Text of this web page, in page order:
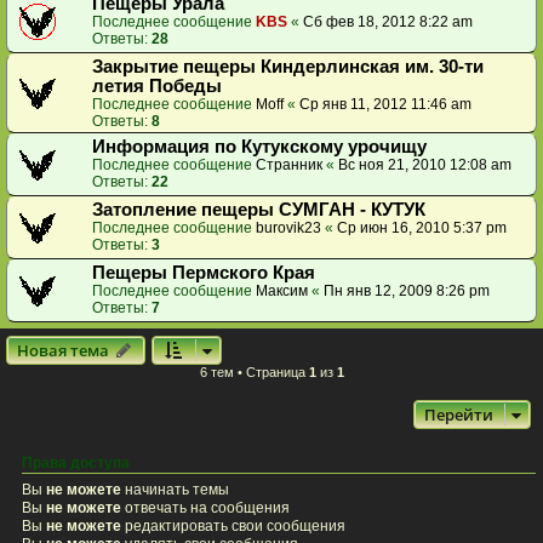
Пещеры Урала
Последнее сообщение KBS « Сб фев 18, 2012 8:22 am
Ответы: 28
Закрытие пещеры Киндерлинская им. 30-ти
летия Победы
Последнее сообщение Moff« Ср янв 11, 2012 11:46 am
Ответы: 8
Информация по Кутукскому урочищу
Последнее сообщение Странник « Вс ноя 21, 2010 12:08 am
Ответы: 22
Затопление пещеры СУМГАН - КУТУК
Последнее сообщение burovik23 « Ср июн 16, 2010 5:37 pm
Ответы: 3
Пещеры Пермского Края
Последнее сообщение Максим « Пн янв 12, 2009 8:26 pm
Ответы: 7
Новая тема
6 тем • Страница 1 из 1
Перейти
Права доступа
Вы не можете начинать темы
Вы не можете отвечать на сообщения
Вы не можете редактировать свои сообщения